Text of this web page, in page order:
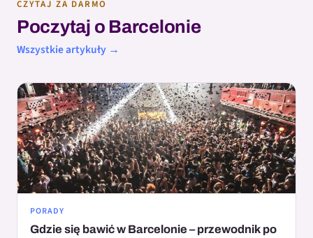
CZYTAJ ZA DARMO
Poczytaj o Barcelonie
Wszystkie artykuły →
PORADY
Gdzie się bawić w Barcelonie – przewodnik po